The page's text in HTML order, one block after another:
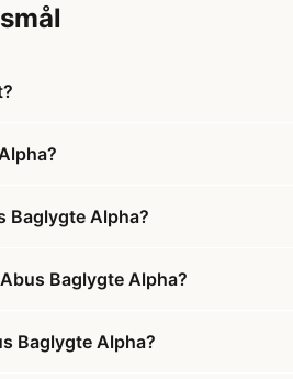
Baglygte Alpha?
Baglygte Alpha?
Baglygte Alpha?